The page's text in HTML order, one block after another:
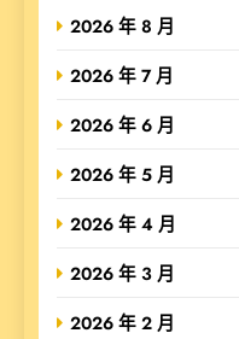
2026 年 8 月
2026 年 7 月
2026 年 6 月
2026 年 5 月
2026 年 4 月
2026 年 3 月
2026 年 2 月